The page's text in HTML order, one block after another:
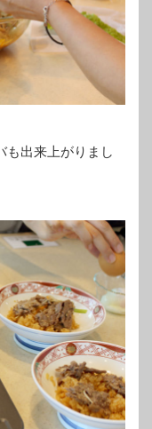
も出来上がりまし